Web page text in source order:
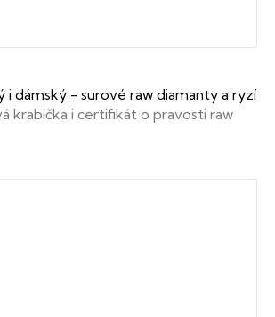
i dámský - surové raw diamanty a ryzí
krabička i certifikát o pravosti raw